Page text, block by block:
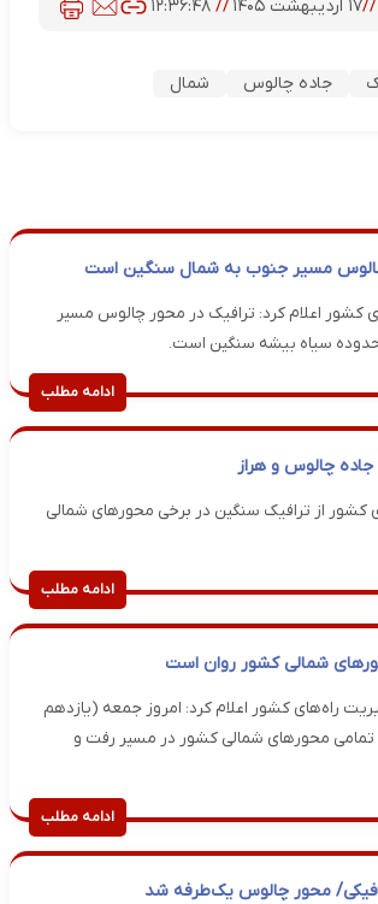
//۱۷ اردیبهشت ۱۴۰۵ //۱۲:۳۶:۴۸
جاده چالوس شمال
مسیر جنوب به شمال سنگین است
کشور اعلام کرد: ترافیک در محور چالوس مسیر
سیاه بیشه سنگین است.
ادامه مطلب
چالوس و هراز
کشور از ترافیک سنگین در برخی محورهای شمالی
ادامه مطلب
شمالی کشور روان است
راه‌های کشور اعلام کرد: امروز جمعه (یازدهم
تمامی محورهای شمالی کشور در مسیر رفت و
ادامه مطلب
محور چالوس یک‌طرفه شد